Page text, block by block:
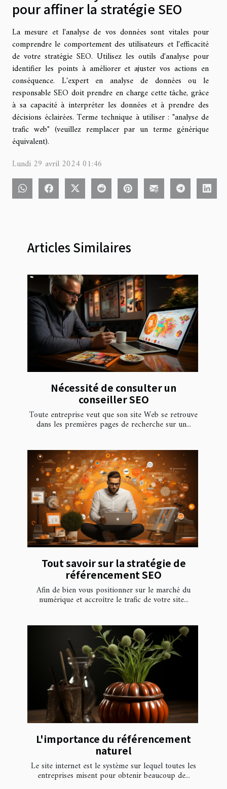
pour affiner la stratégie SEO
La mesure et l'analyse de vos données sont vitales pour
comprendre le comportement des utilisateurs et l'efficacité
de votre stratégie SEO. Utilisez les outils d'analyse pour
identifier les points à améliorer et ajuster vos actions en
conséquence. L'expert en analyse de données ou le
responsable SEO doit prendre en charge cette tâche, grâce
à sa capacité à interpréter les données et à prendre des
décisions éclairées. Terme technique à utiliser : "analyse de
trafic web" (veuillez remplacer par un terme générique
équivalent).
Lundi 29 avril 2024 01:46
Articles Similaires
Nécessité de consulter un
conseiller SEO
Toute entreprise veut que son site Web se retrouve
dans les premières pages de recherche sur un...
Tout savoir sur la stratégie de
référencement SEO
Afin de bien vous positionner sur le marché du
numérique et accroître le trafic de votre site...
L'importance du référencement
naturel
Le site internet est le système sur lequel toutes les
entreprises misent pour obtenir beaucoup de...